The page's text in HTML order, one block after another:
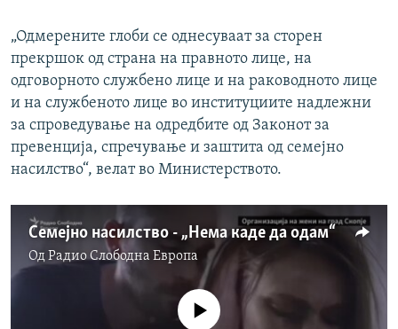
„Одмерените глоби се однесуваат за сторен
прекршок од страна на правното лице, на
одговорното службено лице и на раководното лице
и на службеното лице во институциите надлежни
за спроведување на одредбите од Законот за
превенција, спречување и заштита од семејно
насилство“, велат во Министерството.
Семејно насилство - „Нема каде да одам“
ОдРадио Слободна Eвропа
No media source currently available